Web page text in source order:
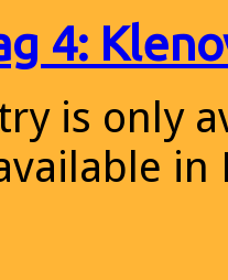
4:
is only
in